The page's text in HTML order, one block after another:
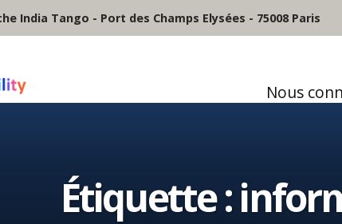
India Tango - Port des Champs Elysées - 75008 Paris
Nous
Étiquette :